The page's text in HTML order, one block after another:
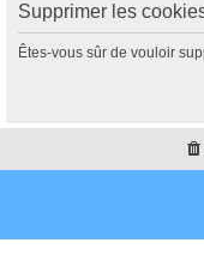
Supprimer les
Êtes-vous sûr de vouloir